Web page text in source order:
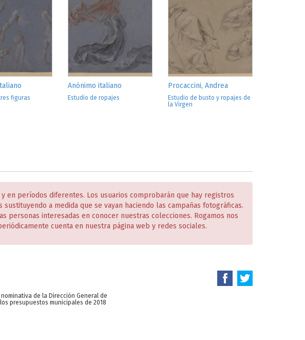
figuras
Anónimo italiano
Estudio de ropajes
Procaccini, Andrea
Estudio de busto y ropajes de
la Virgen
en períodos diferentes. Los usuarios comprobarán que hay registros
a medida que se vayan haciendo las campañas fotográficas.
personas interesadas en conocer nuestras colecciones. Rogamos nos
cuenta en nuestra página web y redes sociales.
de la Dirección General de
presupuestos municipales de 2018